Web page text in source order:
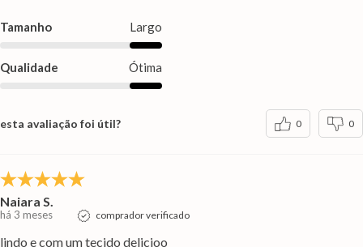
Tamanho Largo
Qualidade Ótima
esta avaliação foi útil? 0 0
Naiara S.
há 3 meses comprador verificado
lindo e com um tecido delicioo